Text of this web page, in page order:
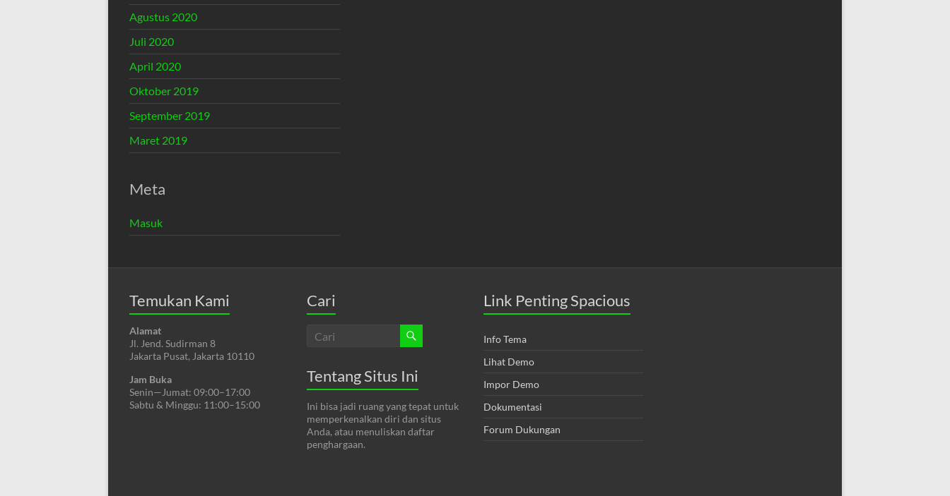
Agustus 2020
Juli 2020
April 2020
Oktober 2019
September 2019
Maret 2019
Meta
Masuk
Temukan Kami
Alamat
Jl. Jend. Sudirman 8
Jakarta Pusat, Jakarta 10110
Jam Buka
Senin—Jumat: 09:00–17:00
Sabtu & Minggu: 11:00–15:00
Cari
Tentang Situs Ini
Ini bisa jadi ruang yang tepat untuk
memperkenalkan diri dan situs
Anda, atau menuliskan daftar
penghargaan.
Link Penting Spacious
Info Tema
Lihat Demo
Impor Demo
Dokumentasi
Forum Dukungan